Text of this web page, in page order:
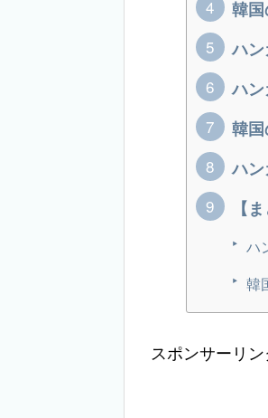
韓国
ハン
ハン
韓国
ハン
【
ハ
韓
スポンサーリン